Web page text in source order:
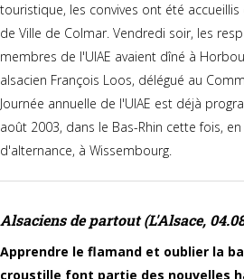
touristique, les convives ont été
de Ville de Colmar. Vendredi soir, les
membres de l'UIAE avaient dîné à
alsacien François Loos, délégué au
Journée annuelle de l'UIAE est déjà
août 2003, dans le Bas-Rhin cette fois,
d'alternance, à Wissembourg.
Alsaciens de partout (L'Alsace,
Apprendre le flamand et oublier la
croustille font partie des nouvelles